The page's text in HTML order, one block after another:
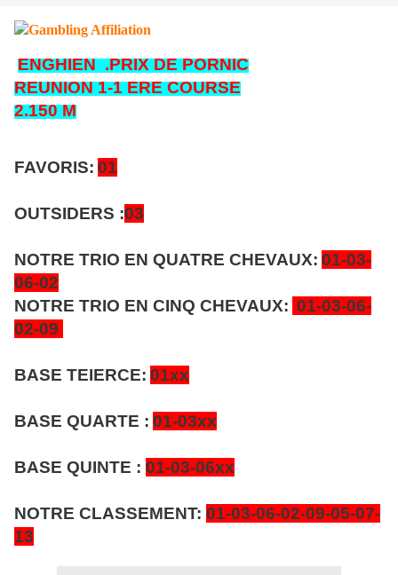
ENGHIEN .PRIX DE PORNIC
REUNION 1-1 ERE COURSE
2.150 M
FAVORIS: 01
OUTSIDERS :03
NOTRE TRIO EN QUATRE CHEVAUX: 01-03-
06-02
NOTRE TRIO EN CINQ CHEVAUX: 01-03-06-
02-09
BASE TEIERCE: 01xx
BASE QUARTE : 01-03xx
BASE QUINTE : 01-03-06xx
NOTRE CLASSEMENT: 01-03-06-02-09-05-07-
13